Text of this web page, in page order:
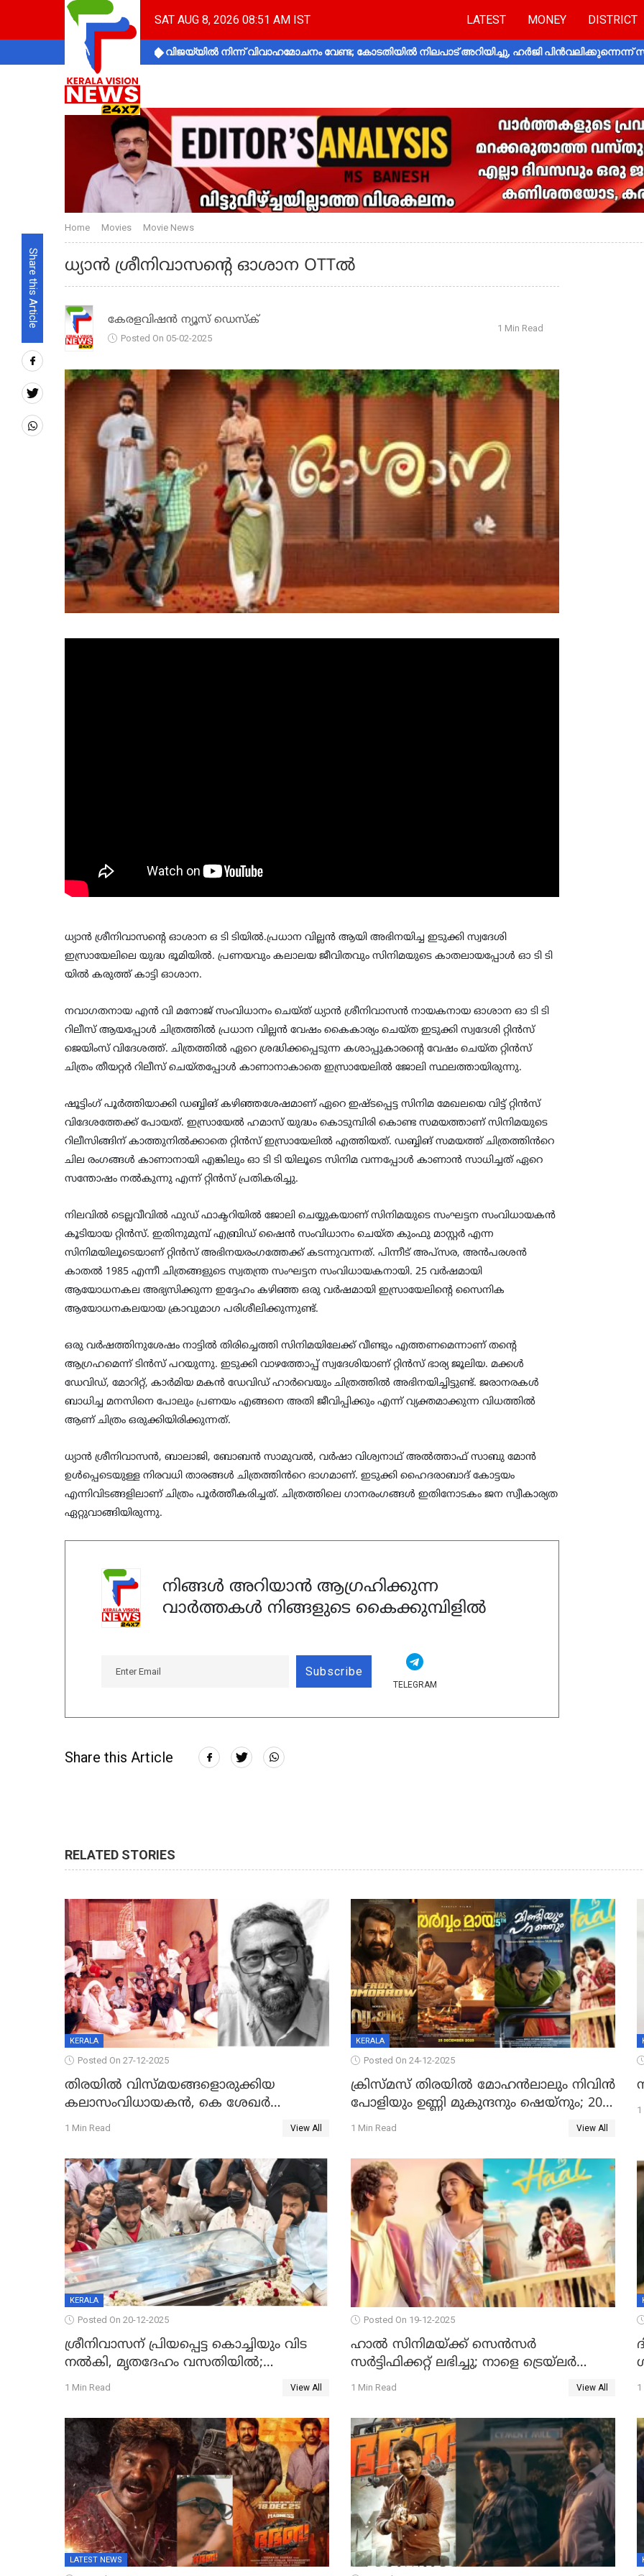
SAT AUG 8, 2026 08:51 AM IST LATEST MONEY DISTRICT
വിജയ്‌യിൽ നിന്ന് വിവാഹമോചനം വേണ്ട; കോടതിയിൽ നിലപാട് അറിയിച്ചു, ഹർജി പിൻവലിക്കുന്നെന്ന്
Share this Article
Home Movies Movie News
ധ്യാൻ ശ്രീനിവാസൻ്റെ ഓശാന OTTൽ
കേരളവിഷൻ ന്യൂസ് ഡെസ്‌ക്
Posted On 05-02-2025
1 Min Read
ധ്യാൻ ശ്രീനിവാസൻ്റെ ഓശാന ഒ ടി ടിയിൽ.പ്രധാന വില്ലൻ ആയി അഭിനയിച്ച ഇടുക്കി സ്വദേശി
ഇസ്രായേലിലെ യുദ്ധ ഭൂമിയിൽ. പ്രണയവും കലാലയ ജീവിതവും സിനിമയുടെ കാതലായപ്പോൾ ഓ ടി ടി
യിൽ കരുത്ത് കാട്ടി ഓശാന.
നവാഗതനായ എൻ വി മനോജ് സംവിധാനം ചെയ്ത് ധ്യാൻ ശ്രീനിവാസൻ നായകനായ ഓശാന ഓ ടി ടി
റിലീസ് ആയപ്പോൾ ചിത്രത്തിൽ പ്രധാന വില്ലൻ വേഷം കൈകാര്യം ചെയ്ത ഇടുക്കി സ്വദേശി റ്റിൻസ്
ജെയിംസ് വിദേശത്ത്. ചിത്രത്തിൽ ഏറെ ശ്രദ്ധിക്കപ്പെടുന്ന കശാപ്പുകാരന്റെ വേഷം ചെയ്ത റ്റിൻസ്
ചിത്രം തീയറ്റർ റിലീസ് ചെയ്തപ്പോൾ കാണാനാകാതെ ഇസ്രായേലിൽ ജോലി സ്ഥലത്തായിരുന്നു.
ഷൂട്ടിംഗ് പൂർത്തിയാക്കി ഡബ്ബിങ് കഴിഞ്ഞശേഷമാണ് ഏറെ ഇഷ്ടപ്പെട്ട സിനിമ മേഖലയെ വിട്ട് റ്റിൻസ്
വിദേശത്തേക്ക് പോയത്. ഇസ്രായേൽ ഹമാസ് യുദ്ധം കൊടുമ്പിരി കൊണ്ട സമയത്താണ് സിനിമയുടെ
റിലീസിങ്ങിന് കാത്തുനിൽക്കാതെ റ്റിൻസ് ഇസ്രായേലിൽ എത്തിയത്. ഡബ്ബിങ് സമയത്ത് ചിത്രത്തിൻറെ
ചില രംഗങ്ങൾ കാണാനായി എങ്കിലും ഓ ടി ടി യിലൂടെ സിനിമ വന്നപ്പോൾ കാണാൻ സാധിച്ചത് ഏറെ
സന്തോഷം നൽകുന്നു എന്ന് റ്റിൻസ് പ്രതികരിച്ചു.
നിലവിൽ ടെല്ലവീവിൽ ഫുഡ് ഫാക്ടറിയിൽ ജോലി ചെയ്യുകയാണ് സിനിമയുടെ സംഘട്ടന സംവിധായകൻ
കൂടിയായ റ്റിൻസ്. ഇതിനുമുമ്പ് എബ്രിഡ് ഷൈൻ സംവിധാനം ചെയ്ത കുംഫു മാസ്റ്റർ എന്ന
സിനിമയിലൂടെയാണ് റ്റിൻസ് അഭിനയരംഗത്തേക്ക് കടന്നുവന്നത്. പിന്നീട് അപ്സര, അൻപരശൻ
കാതൽ 1985 എന്നീ ചിത്രങ്ങളുടെ സ്വതന്ത്ര സംഘട്ടന സംവിധായകനായി. 25 വർഷമായി
ആയോധനകല അഭ്യസിക്കുന്ന ഇദ്ദേഹം കഴിഞ്ഞ ഒരു വർഷമായി ഇസ്രായേലിന്റെ സൈനിക
ആയോധനകലയായ ക്രാവുമാഗ പരിശീലിക്കുന്നുണ്ട്.
ഒരു വർഷത്തിനുശേഷം നാട്ടിൽ തിരിച്ചെത്തി സിനിമയിലേക്ക് വീണ്ടും എത്തണമെന്നാണ് തന്റെ
ആഗ്രഹമെന്ന് ടിൻസ് പറയുന്നു. ഇടുക്കി വാഴത്തോപ്പ് സ്വദേശിയാണ് റ്റിൻസ് ഭാര്യ ജൂലിയ. മക്കൾ
ഡേവിഡ്, മോറിറ്റ്, കാർമിയ മകൻ ഡേവിഡ് ഹാർവെയും ചിത്രത്തിൽ അഭിനയിച്ചിട്ടുണ്ട്. ജരാനരകൾ
ബാധിച്ച മനസിനെ പോലും പ്രണയം എങ്ങനെ അതി ജീവിപ്പിക്കും എന്ന് വ്യക്തമാക്കുന്ന വിധത്തിൽ
ആണ് ചിത്രം ഒരുക്കിയിരിക്കുന്നത്.
ധ്യാൻ ശ്രീനിവാസൻ, ബാലാജി, ബോബൻ സാമുവൽ, വർഷാ വിശ്വനാഥ് അൽത്താഫ് സാബു മോൻ
ഉൾപ്പെടെയുള്ള നിരവധി താരങ്ങൾ ചിത്രത്തിൻറെ ഭാഗമാണ്. ഇടുക്കി ഹൈദരാബാദ് കോട്ടയം
എന്നിവിടങ്ങളിലാണ് ചിത്രം പൂർത്തീകരിച്ചത്. ചിത്രത്തിലെ ഗാനരംഗങ്ങൾ ഇതിനോടകം ജന സ്വീകാര്യത
ഏറ്റുവാങ്ങിയിരുന്നു.
നിങ്ങൾ അറിയാൻ ആഗ്രഹിക്കുന്ന
വാർത്തകൾ നിങ്ങളുടെ കൈക്കുമ്പിളിൽ
Subscribe
TELEGRAM
Share this Article
RELATED STORIES
KERALA
Posted On 27-12-2025
തിരയിൽ വിസ്മയങ്ങളൊരുക്കിയ
കലാസംവിധായകന്‍, കെ ശേഖര്‍
അന്തരിച്ചു
1 Min Read View All
KERALA
Posted On 24-12-2025
ക്രിസ്മസ് തിരയിൽ മോഹൻലാലും നിവിൻ
പോളിയും ഉണ്ണി മുകുന്ദനും ഷെയ്‌നും; 200
കോടി മുടക്കിയെത്തുന്ന വൃഷഭയുൾപ്പെടെ
1 Min Read View All
1
KERALA
Posted On 20-12-2025
ശ്രീനിവാസന് പ്രിയപ്പെട്ട കൊച്ചിയും വിട
നൽകി, മൃതദേഹം വസതിയിൽ;
സംസ്കാരം നാളെ
1 Min Read View All
Posted On 19-12-2025
ഹാല്‍ സിനിമയ്ക്ക് സെന്‍സര്‍
സര്‍ട്ടിഫിക്കറ്റ് ലഭിച്ചു; നാളെ ട്രെയ്ലര്‍
പുറത്ത് വിടും
1 Min Read View All 1
LATEST NEWS